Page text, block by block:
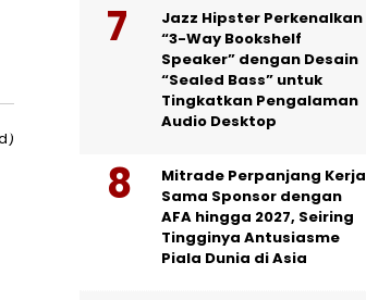
Jazz Hipster Perkenalkan
“3-Way Bookshelf
Speaker” dengan Desain
“Sealed Bass” untuk
Tingkatkan Pengalaman
Audio Desktop
Mitrade Perpanjang Kerja
Sama Sponsor dengan
AFA hingga 2027, Seiring
Tingginya Antusiasme
Piala Dunia di Asia